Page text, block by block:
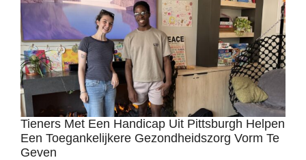
Tieners Met Een Handicap Uit Pittsburgh Helpen
Een Toegankelijkere Gezondheidszorg Vorm Te
Geven